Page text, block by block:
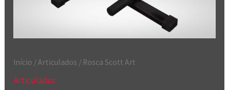
Início /Articulados / Rosca Scott Art
Articulados